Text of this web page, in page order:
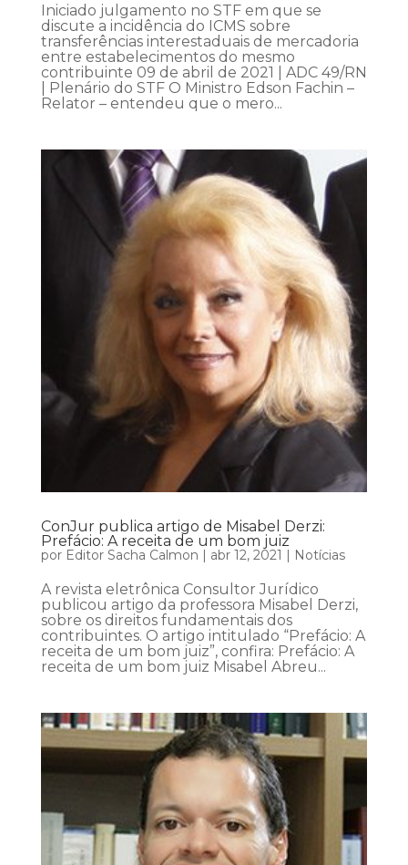
Iniciado julgamento no STF em que se
discute a incidência do ICMS sobre
transferências interestaduais de mercadoria
entre estabelecimentos do mesmo
contribuinte 09 de abril de 2021 | ADC 49/RN
| Plenário do STF O Ministro Edson Fachin –
Relator – entendeu que o mero...
ConJur publica artigo de Misabel Derzi:
Prefácio: A receita de um bom juiz
por Editor Sacha Calmon | abr 12, 2021 | Notícias
A revista eletrônica Consultor Jurídico
publicou artigo da professora Misabel Derzi,
sobre os direitos fundamentais dos
contribuintes. O artigo intitulado “Prefácio: A
receita de um bom juiz”, confira: Prefácio: A
receita de um bom juiz Misabel Abreu...